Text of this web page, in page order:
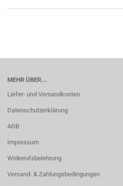
MEHR ÜBER...
Liefer- und Versandkosten
Datenschutzerklärung
AGB
Impressum
Widerrufsbelehrung
Versand- & Zahlungsbedingungen